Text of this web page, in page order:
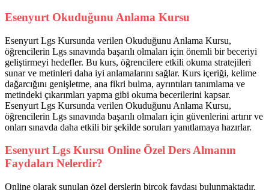
Esenyurt Okuduğunu Anlama Kursu
Esenyurt Lgs Kursunda verilen Okuduğunu Anlama Kursu,
öğrencilerin Lgs sınavında başarılı olmaları için önemli bir beceriyi
geliştirmeyi hedefler. Bu kurs, öğrencilere etkili okuma stratejileri
sunar ve metinleri daha iyi anlamalarını sağlar. Kurs içeriği, kelime
dağarcığını genişletme, ana fikri bulma, ayrıntıları tanımlama ve
metindeki çıkarımları yapma gibi okuma becerilerini kapsar.
Esenyurt Lgs Kursunda verilen Okuduğunu Anlama Kursu,
öğrencilerin Lgs sınavında başarılı olmaları için güvenlerini artırır ve
onları sınavda daha etkili bir şekilde soruları yanıtlamaya hazırlar.
Esenyurt Lgs Kursu Online Özel Ders Almanın
Faydaları Nelerdir?
Online olarak sunulan özel derslerin birçok faydası bulunmaktadır.